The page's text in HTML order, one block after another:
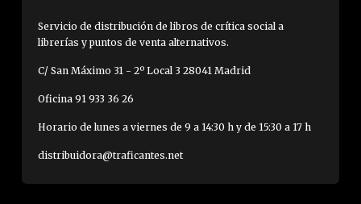
Servicio de distribución de libros de crítica social a
librerías y puntos de venta alternativos.
C/ San Máximo 31 - 2º Local 3 28041 Madrid
Oficina 91 933 36 26
Horario de lunes a viernes de 9 a 14:30 h y de 15:30 a 17 h
distribuidora@traficantes.net